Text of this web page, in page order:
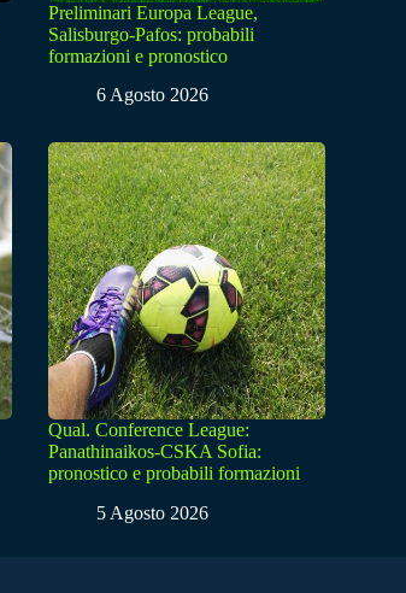
Preliminari Europa League,
Salisburgo-Pafos: probabili
formazioni e pronostico
6 Agosto 2026
Qual. Conference League:
Panathinaikos-CSKA Sofia:
pronostico e probabili formazioni
5 Agosto 2026